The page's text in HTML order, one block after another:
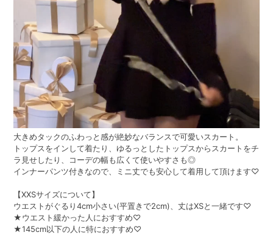
大きめタックのふわっと感が絶妙なバランスで可愛いスカート。
トップスをインして着たり、ゆるっとしたトップスからスカートをチ
ラ見せしたり、コーデの幅も広くて使いやすさも◎
インナーパンツ付きなので、ミニ丈でも安心して着用して頂けます♡
【XXSサイズについて】
ウエストがぐるり4cm小さい(平置きで2cm)、丈はXSと一緒です♡
★ウエスト緩かった人におすすめ♡
★145cm以下の人に特におすすめ♡